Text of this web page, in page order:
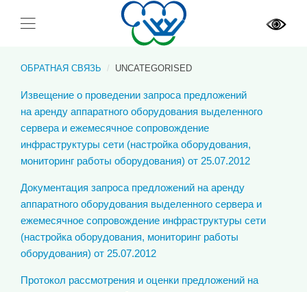
ОБРАТНАЯ СВЯЗЬ UNCATEGORISED
Извещение о проведении запроса предложений
на аренду аппаратного оборудования выделенного
сервера и ежемесячное сопровождение
инфраструктуры сети (настройка оборудования,
мониторинг работы оборудования) от 25.07.2012
Документация запроса предложений на аренду
аппаратного оборудования выделенного сервера и
ежемесячное сопровождение инфраструктуры сети
(настройка оборудования, мониторинг работы
оборудования) от 25.07.2012
Протокол рассмотрения и оценки предложений на